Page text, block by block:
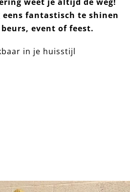
fantastisch te shinen
event of feest.
in je huisstijl